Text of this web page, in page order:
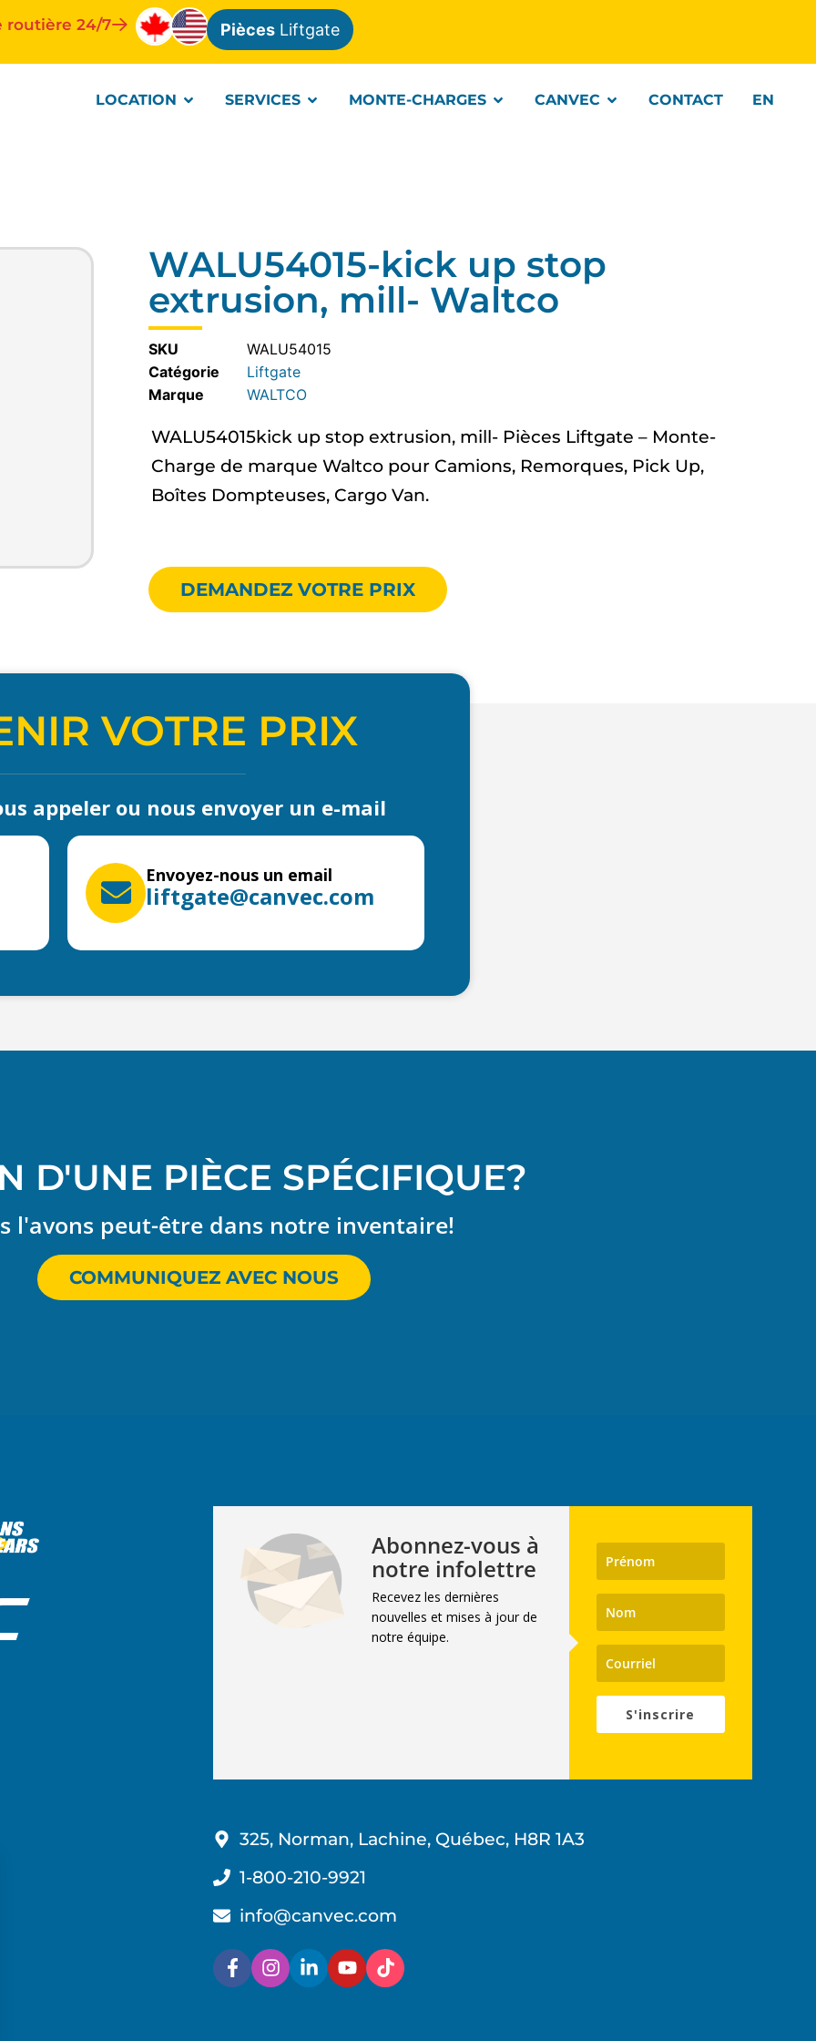
routière 24/7 Pièces Liftgate
LOCATION SERVICES MONTE-CHARGES CANVEC CONTACT EN
WALU54015-kick up stop
extrusion, mill- Waltco
SKU
WALU54015
Catégorie
Liftgate
WALTCO
WALU54015kick up stop extrusion, mill- Pièces Liftgate – Monte-
Charge de marque Waltco pour Camions, Remorques, Pick Up,
Boîtes Dompteuses, Cargo Van.
DEMANDEZ VOTRE PRIX
VOTRE PRIX
appeler ou nous envoyer un e-mail
Envoyez-nous un email
liftgate@canvec.com
D'UNE PIÈCE SPÉCIFIQUE?
l'avons peut-être dans notre inventaire!
COMMUNIQUEZ AVEC NOUS
Abonnez-vous à
notre infolettre
Recevez les dernières
nouvelles et mises à jour de
notre équipe.
S'inscrire
325, Norman, Lachine, Québec, H8R 1A3
1-800-210-9921
info@canvec.com